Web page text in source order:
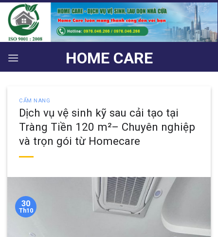
Bỏ
qua
nội
dung
HOME CARE
CẨM NANG
Dịch vụ vệ sinh kỹ sau cải tạo tại
Tràng Tiền 120 m²– Chuyên nghiệp
và trọn gói từ Homecare
30
Th10